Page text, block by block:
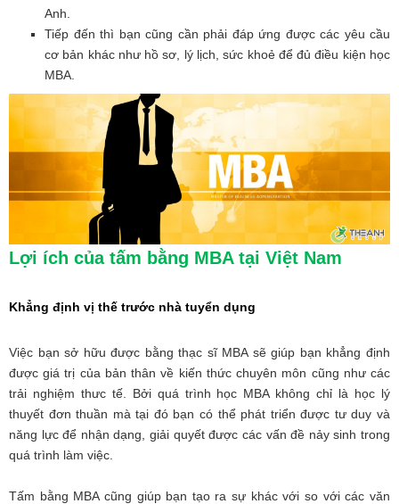
Anh.
Tiếp đến thì bạn cũng cần phải đáp ứng được các yêu cầu
cơ bản khác như hồ sơ, lý lịch, sức khoẻ để đủ điều kiện học
MBA.
Lợi ích của tấm bằng MBA tại Việt Nam
Khẳng định vị thế trước nhà tuyển dụng
Việc bạn sở hữu được bằng thạc sĩ MBA sẽ giúp bạn khẳng định
được giá trị của bản thân về kiến thức chuyên môn cũng như các
trải nghiệm thưc tế. Bởi quá trình học MBA không chỉ là học lý
thuyết đơn thuần mà tại đó bạn có thể phát triển được tư duy và
năng lực để nhận dạng, giải quyết được các vấn đề nảy sinh trong
quá trình làm việc.
Tấm bằng MBA cũng giúp bạn tạo ra sự khác với so với các văn